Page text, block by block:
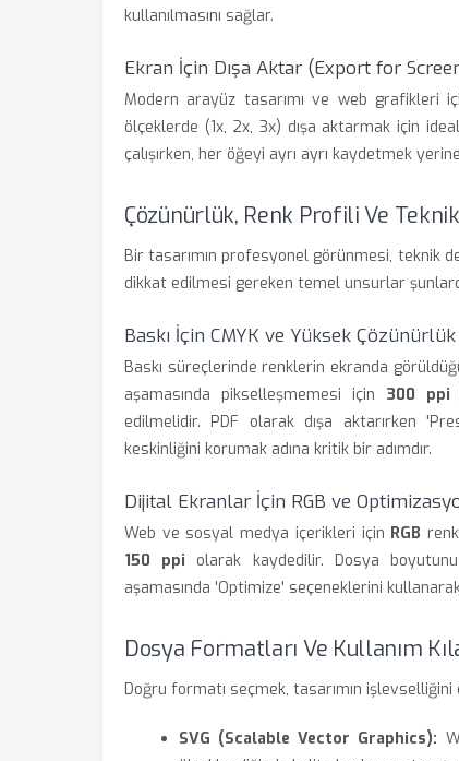
kullanılmasını sağlar.
Ekran İçin Dışa Aktar (Export for
Modern arayüz tasarımı ve web grafikleri
ölçeklerde (1x, 2x, 3x) dışa aktarmak için
çalışırken, her öğeyi ayrı ayrı kaydetmek
Çözünürlük, Renk Profili Ve
Bir tasarımın profesyonel görünmesi, teknik
dikkat edilmesi gereken temel unsurlar
Baskı İçin CMYK ve Yüksek Çözünürlük
Baskı süreçlerinde renklerin ekranda
aşamasında pikselleşmemesi için 300 ppi
edilmelidir. PDF olarak dışa aktarırken
keskinliğini korumak adına kritik bir adımdır.
Dijital Ekranlar İçin RGB ve
Web ve sosyal medya içerikleri için RGB
150 ppi olarak kaydedilir. Dosya
aşamasında 'Optimize' seçeneklerini
Dosya Formatları Ve Kullanım
Doğru formatı seçmek, tasarımın
SVG (Scalable Vector Graphics):